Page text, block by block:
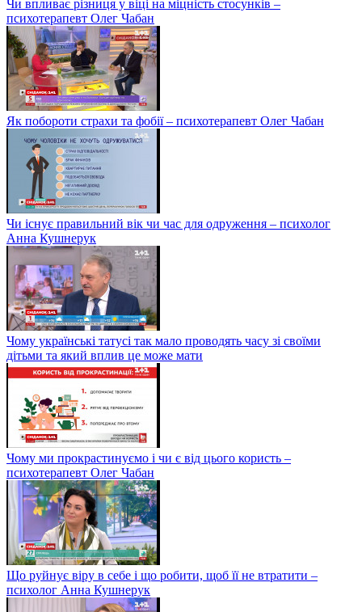
Чи впливає різниця у віці на міцність стосунків –
психотерапевт Олег Чабан
Як побороти страхи та фобії – психотерапевт Олег Чабан
Чи існує правильний вік чи час для одруження – психолог
Анна Кушнерук
Чому українські татусі так мало проводять часу зі своїми
дітьми та який вплив це може мати
Чому ми прокрастинуємо і чи є від цього користь –
психотерапевт Олег Чабан
Що руйнує віру в себе і що робити, щоб її не втратити –
психолог Анна Кушнерук